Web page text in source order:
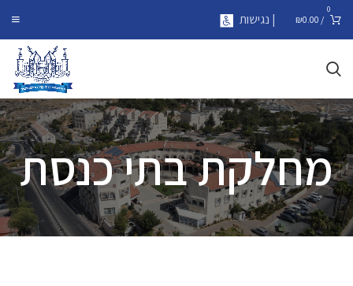
0
/
₪0.00 | נגישות
מחלקת בתי כנסת